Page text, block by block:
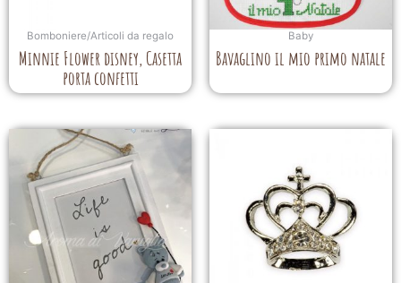
Bomboniere/Articoli da regalo
Minnie Flower disney, Casetta
porta confetti
Baby
Bavaglino il mio primo natale